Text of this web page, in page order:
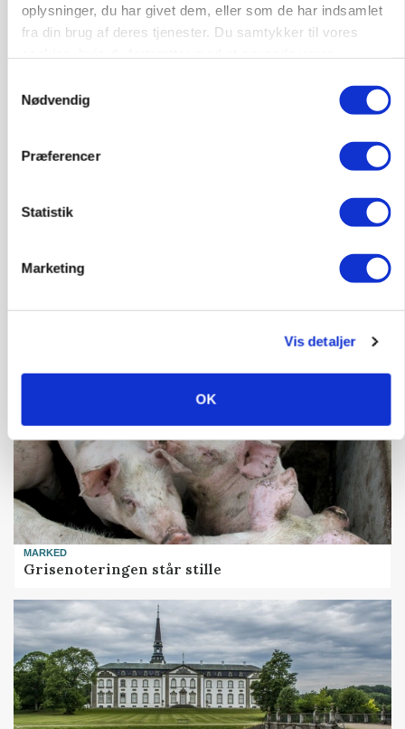
oplysninger, du har givet dem, eller som de har indsamlet
fra din brug af deres tjenester. Du samtykker til vores
Nødvendig
Præferencer
Statistik
Marketing
Vis detaljer
OK
Forserie til selvkørende skårlægger afprøves i år
ARRANGEMENT
MARKED
Grisenoteringen står stille